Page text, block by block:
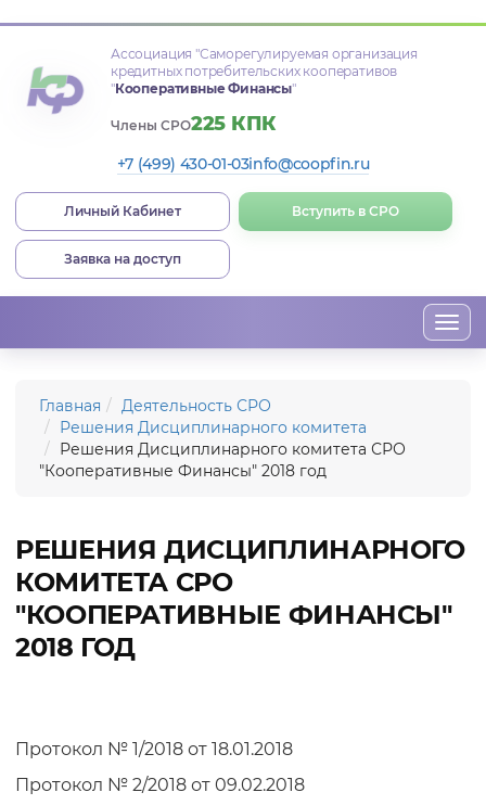
Ассоциация "Саморегулируемая организация
кредитных потребительских кооперативов
"Кооперативные Финансы"
Члены СРО225 КПК
+7 (499) 430-01-03info@coopfin.ru
Личный Кабинет Вступить в СРО
Заявка на доступ
Главная
Деятельность СРО
Решения Дисциплинарного комитета
Решения Дисциплинарного комитета СРО
"Кооперативные Финансы" 2018 год
РЕШЕНИЯ ДИСЦИПЛИНАРНОГО
КОМИТЕТА СРО
"КООПЕРАТИВНЫЕ ФИНАНСЫ"
2018 ГОД
Протокол № 1/2018 от 18.01.2018
Протокол № 2/2018 от 09.02.2018